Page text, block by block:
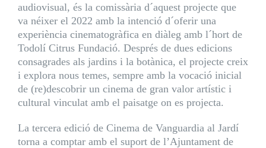
audiovisual, és la comissària d´aquest projecte que
va néixer el 2022 amb la intenció d´oferir una
experiència cinematogràfica en diàleg amb l´hort de
Todolí Citrus Fundació. Després de dues edicions
consagrades als jardins i la botànica, el projecte creix
i explora nous temes, sempre amb la vocació inicial
de (re)descobrir un cinema de gran valor artístic i
cultural vinculat amb el paisatge on es projecta.
La tercera edició de Cinema de Vanguardia al Jardí
torna a comptar amb el suport de l’Ajuntament de